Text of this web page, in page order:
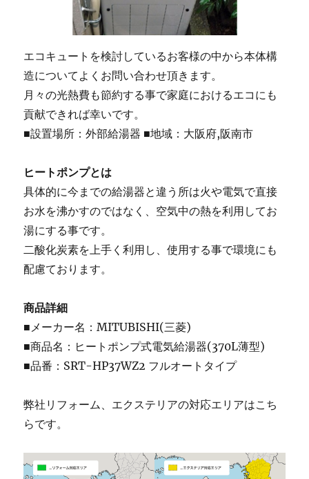
エコキュートを検討しているお客様の中から本体構
造についてよくお問い合わせ頂きます。
月々の光熱費も節約する事で家庭におけるエコにも
貢献できれば幸いです。
■設置場所：外部給湯器 ■地域：大阪府,阪南市
ヒートポンプとは
具体的に今までの給湯器と違う所は火や電気で直接
お水を沸かすのではなく、空気中の熱を利用してお
湯にする事です。
二酸化炭素を上手く利用し、使用する事で環境にも
配慮ております。
商品詳細
■メーカー名：MITUBISHI(三菱)
■商品名：ヒートポンプ式電気給湯器(370L薄型)
■品番：SRT-HP37WZ2 フルオートタイプ
弊社リフォーム、エクステリアの対応エリアはこち
らです。